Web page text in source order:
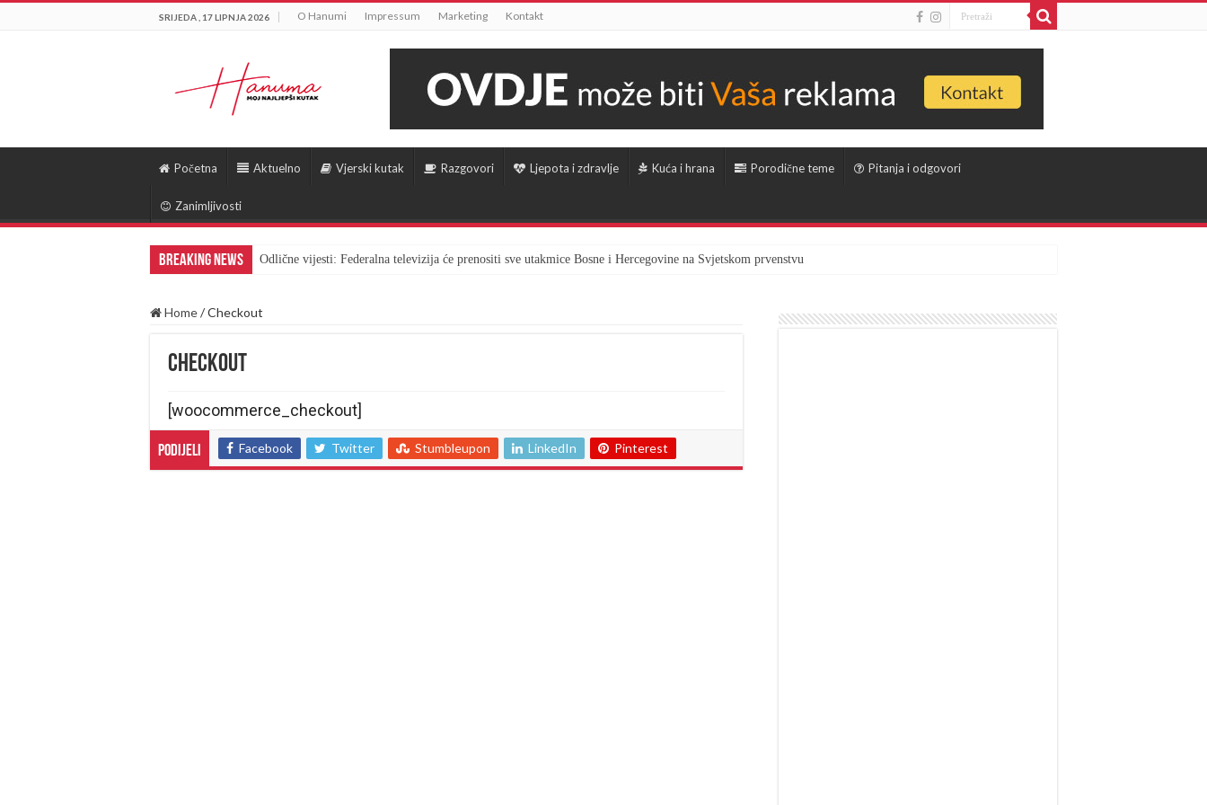
SRIJEDA , 17 LIPNJA 2026 O Hanumi Impressum Marketing Kontakt
Početna Aktuelno Vjerski kutak Razgovori Ljepota i zdravlje Kuća i hrana Porodične teme Pitanja i odgovori
Zanimljivosti
Breaking News Odlične vijesti: Federalna televizija će prenositi sve utakmice Bosne i Hercegovine na Svjetskom prvenstvu
Home/Checkout
Checkout
[woocommerce_checkout]
Podijeli Facebook Twitter Stumbleupon LinkedIn Pinterest